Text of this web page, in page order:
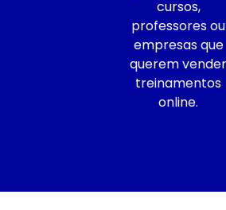
cursos,
professores ou
empresas que
querem vender
treinamentos
online.